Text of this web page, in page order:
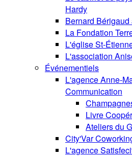
Hardy
Bernard
La Fondation
L'église St-
L'association
Événementiels
L'agence Anne-
Communication
Livre
Ateliers du
City'Var
L'agence